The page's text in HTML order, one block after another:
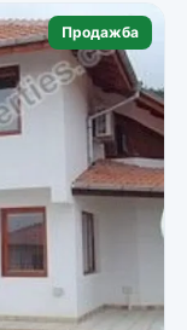
Продажба